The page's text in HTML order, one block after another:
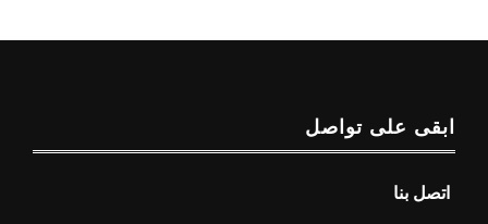
ابقى على تواصل
اتصل بنا